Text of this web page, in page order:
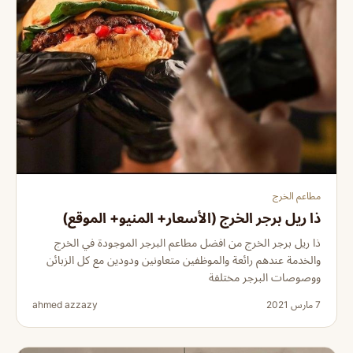
مطاعم الخرج
ذا ريل برجر الخرج (الأسعار+ المنيو+ الموقع)
ذا ريل برجر الخرج من افضل مطاعم البرجر الموجودة في الخرج
والخدمة عندهم رائعة والموظفين متعاونين ودودين مع كل الزبائن
ووصوصات البرجر مختلفة
7 مارس 2021 ahmed azzazy